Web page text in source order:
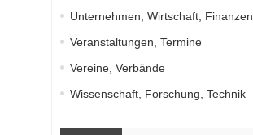
Unternehmen, Wirtschaft, Finanzen
Veranstaltungen, Termine
Vereine, Verbände
Wissenschaft, Forschung, Technik